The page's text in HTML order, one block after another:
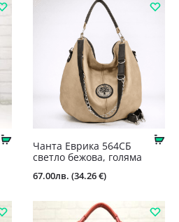
Купи
Чанта Еврика 564СБ
светло бежова, голяма
67.00лв. (34.26 €)